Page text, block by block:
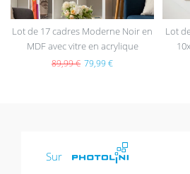
Lot de 17 cadres Moderne Noir en
MDF avec vitre en acrylique
89,99 € 79,99 €
Lot
Sur